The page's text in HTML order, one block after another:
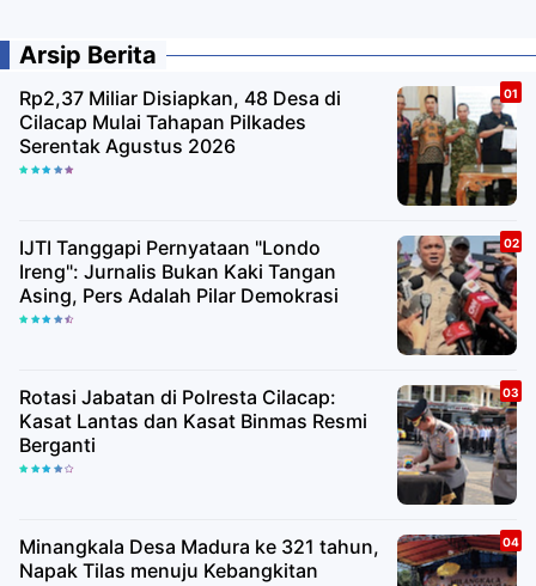
Arsip Berita
Rp2,37 Miliar Disiapkan, 48 Desa di
Cilacap Mulai Tahapan Pilkades
Serentak Agustus 2026
IJTI Tanggapi Pernyataan "Londo
Ireng": Jurnalis Bukan Kaki Tangan
Asing, Pers Adalah Pilar Demokrasi
Rotasi Jabatan di Polresta Cilacap:
Kasat Lantas dan Kasat Binmas Resmi
Berganti
Minangkala Desa Madura ke 321 tahun,
Napak Tilas menuju Kebangkitan